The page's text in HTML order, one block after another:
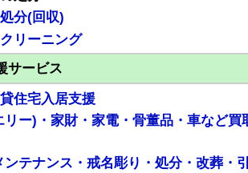
分(回収)
リーニング
サービス
住宅入居支援
リー)・家財・家電・骨董品・車など買
ンテナンス・戒名彫り・処分・改葬・